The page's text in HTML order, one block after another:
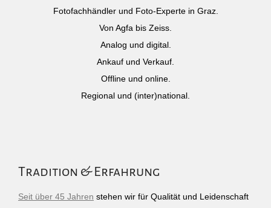
Fotofachhändler und Foto-Experte in Graz.
Von Agfa bis Zeiss.
Analog und digital.
Ankauf und Verkauf.
Offline und online.
Regional und (inter)national.
Tradition & Erfahrung
Seit über 45 Jahren stehen wir für Qualität und Leidenschaft